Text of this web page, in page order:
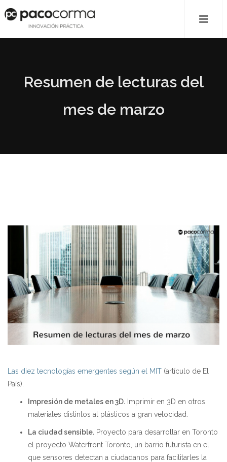
Resumen de lecturas del
mes de marzo
Las diez tecnologías emergentes según el MIT (artículo de El
País).
Impresión de metales en 3D. Imprimir en 3D en otros
materiales distintos al plásticos a gran velocidad.
La ciudad sensible. Proyecto para desarrollar en Toronto
el proyecto Waterfront Toronto, un barrio futurista en el
que sensores detectan a ciudadanos para facilitarles la